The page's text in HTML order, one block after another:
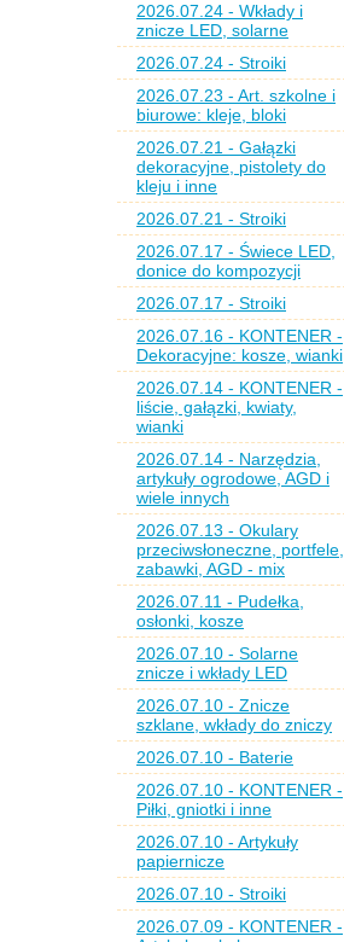
2026.07.24 - Wkłady i
znicze LED, solarne
2026.07.24 - Stroiki
2026.07.23 - Art. szkolne i
biurowe: kleje, bloki
2026.07.21 - Gałązki
dekoracyjne, pistolety do
kleju i inne
2026.07.21 - Stroiki
2026.07.17 - Świece LED,
donice do kompozycji
2026.07.17 - Stroiki
2026.07.16 - KONTENER -
Dekoracyjne: kosze, wianki
2026.07.14 - KONTENER -
liście, gałązki, kwiaty,
wianki
2026.07.14 - Narzędzia,
artykuły ogrodowe, AGD i
wiele innych
2026.07.13 - Okulary
przeciwsłoneczne, portfele,
zabawki, AGD - mix
2026.07.11 - Pudełka,
osłonki, kosze
2026.07.10 - Solarne
znicze i wkłady LED
2026.07.10 - Znicze
szklane, wkłady do zniczy
2026.07.10 - Baterie
2026.07.10 - KONTENER -
Piłki, gniotki i inne
2026.07.10 - Artykuły
papiernicze
2026.07.10 - Stroiki
2026.07.09 - KONTENER -